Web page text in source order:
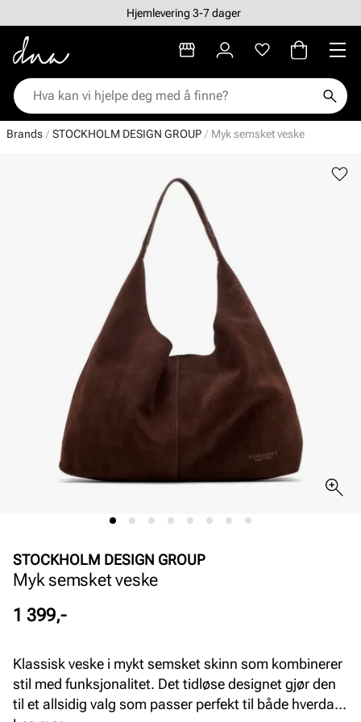
Hjemlevering 3-7 dager
Brands STOCKHOLM DESIGN GROUP Myk semsket veske
STOCKHOLM DESIGN GROUP
Myk semsket veske
Pris
1 399,-
Klassisk veske i mykt semsket skinn som kombinerer
stil med funksjonalitet. Det tidløse designet gjør den
til et allsidig valg som passer perfekt til både hverdag